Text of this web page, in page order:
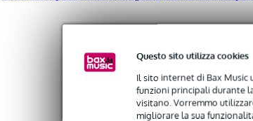
Questo sito utilizza cookies
Il sito internet di Bax Music
funzioni principali durante
visitano. Vorremmo
migliorare la sua